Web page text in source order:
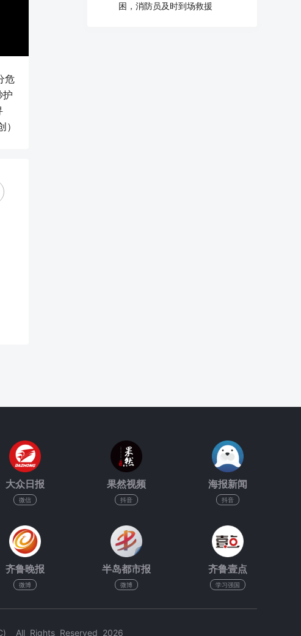
危
护
困，消防员及时到场救援
大众日报
微信
果然视频
抖音
海报新闻
抖音
齐鲁晚报
微博
半岛都市报
微博
齐鲁壹点
学习强国
All Rights Reserved 2026